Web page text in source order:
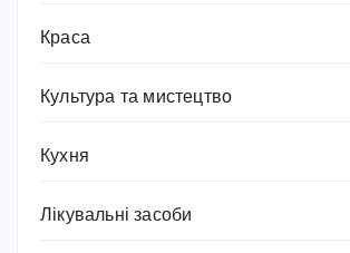
Краса
Культура та мистецтво
Кухня
Лікувальні засоби